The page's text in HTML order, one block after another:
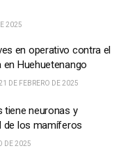
2025
en operativo contra el
Huehuetenango
DE FEBRERO DE 2025
tiene neuronas y
de los mamíferos
DE 2025